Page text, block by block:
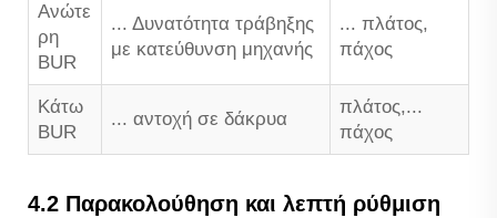
Ανώτε
ρη
BUR
... Δυνατότητα τράβηξης
με κατεύθυνση μηχανής
... πλάτος,
πάχος
Κάτω
BUR
... αντοχή σε δάκρυα
πλάτος,...
πάχος
4.2 Παρακολούθηση και λεπτή ρύθμιση